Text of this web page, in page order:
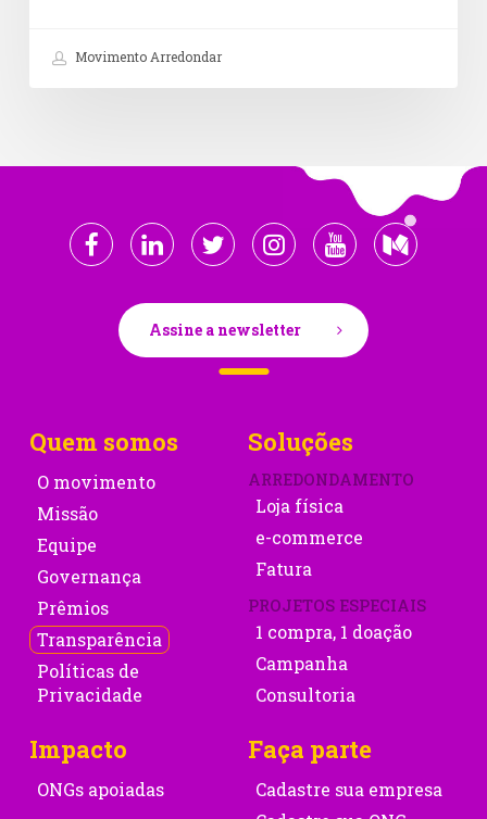
Movimento Arredondar
Assine a newsletter
Quem somos
O movimento
Missão
Equipe
Governança
Prêmios
Transparência
Políticas de
Privacidade
Soluções
ARREDONDAMENTO
Loja física
e-commerce
Fatura
PROJETOS ESPECIAIS
1 compra, 1 doação
Campanha
Consultoria
Impacto
ONGs apoiadas
Faça parte
Cadastre sua empresa